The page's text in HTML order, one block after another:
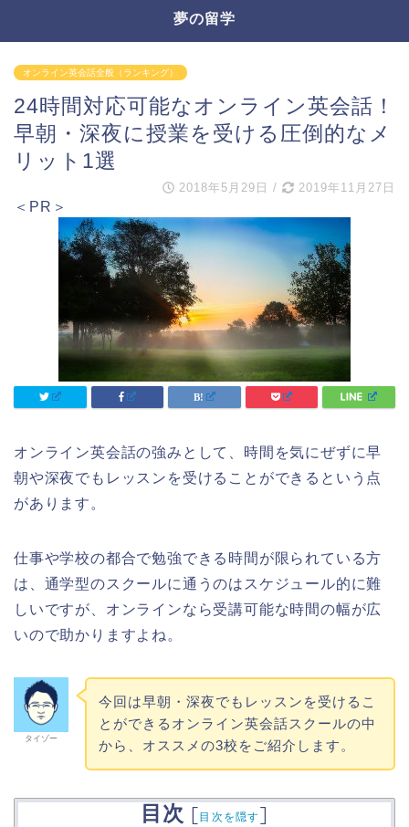
夢の留学
オンライン英会話全般（ランキング）
24時間対応可能なオンライン英会話！
早朝・深夜に授業を受ける圧倒的なメ
リット1選
2018年5月29日 / 2019年11月27日
＜PR＞
オンライン英会話の強みとして、時間を気にぜずに早
朝や深夜でもレッスンを受けることができるという点
があります。
仕事や学校の都合で勉強できる時間が限られている方
は、通学型のスクールに通うのはスケジュール的に難
しいですが、オンラインなら受講可能な時間の幅が広
いので助かりますよね。
タイゾー
今回は早朝・深夜でもレッスンを受けるこ
とができるオンライン英会話スクールの中
から、オススメの3校をご紹介します。
目次 [目次を隠す]